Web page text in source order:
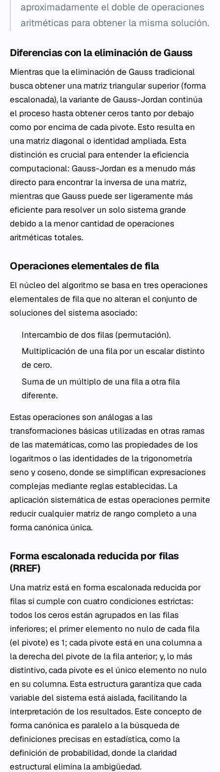
aproximadamente el doble de operaciones
aritméticas para obtener la misma solución.
Diferencias con la eliminación de Gauss
Mientras que la eliminación de Gauss tradicional
busca obtener una matriz triangular superior (forma
escalonada), la variante de Gauss-Jordan continúa
el proceso hasta obtener ceros tanto por debajo
como por encima de cada pivote. Esto resulta en
una matriz diagonal o identidad ampliada. Esta
distinción es crucial para entender la eficiencia
computacional: Gauss-Jordan es a menudo más
directo para encontrar la inversa de una matriz,
mientras que Gauss puede ser ligeramente más
eficiente para resolver un solo sistema grande
debido a la menor cantidad de operaciones
aritméticas totales.
Operaciones elementales de fila
El núcleo del algoritmo se basa en tres operaciones
elementales de fila que no alteran el conjunto de
soluciones del sistema asociado:
Intercambio de dos filas (permutación).
Multiplicación de una fila por un escalar distinto
de cero.
Suma de un múltiplo de una fila a otra fila
diferente.
Estas operaciones son análogas a las
transformaciones básicas utilizadas en otras ramas
de las matemáticas, como las propiedades de los
logaritmos o las identidades de la trigonometría
seno y coseno, donde se simplifican expresaciones
complejas mediante reglas establecidas. La
aplicación sistemática de estas operaciones permite
reducir cualquier matriz de rango completo a una
forma canónica única.
Forma escalonada reducida por filas
(RREF)
Una matriz está en forma escalonada reducida por
filas si cumple con cuatro condiciones estrictas:
todos los ceros están agrupados en las filas
inferiores; el primer elemento no nulo de cada fila
(el pivote) es 1; cada pivote está en una columna a
la derecha del pivote de la fila anterior; y, lo más
distintivo, cada pivote es el único elemento no nulo
en su columna. Esta estructura garantiza que cada
variable del sistema está aislada, facilitando la
interpretación de los resultados. Este concepto de
forma canónica es paralelo a la búsqueda de
definiciones precisas en estadística, como la
definición de probabilidad, donde la claridad
estructural elimina la ambigüedad.